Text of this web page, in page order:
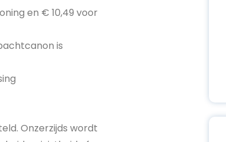
en € 10,49 voor
is
Onzerzijds wordt